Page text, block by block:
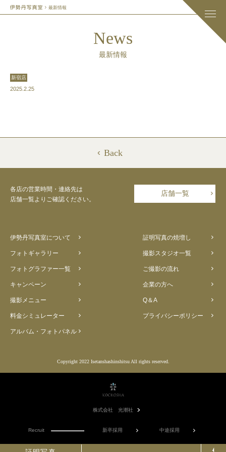
最新情報
News
最新情報
新宿店
2025.2.25
Back
各店の営業時間・連絡先は
店舗一覧よりご確認ください。
店舗一覧
伊勢丹写真室について 証明写真の焼増し
フォトギャラリー 撮影スタジオ一覧
フォトグラファー一覧 ご撮影の流れ
キャンペーン 企業の方へ
撮影メニュー Q＆A
料金シミュレーター プライバシーポリシー
アルバム・フォトパネル
Copyright 2022 Isetanshashinshitsu All rights reserved.
株式会社 光潮社
Recruit 新卒採用 中途採用